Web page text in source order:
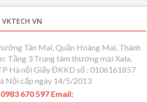
VN
Tân Mai, Quận Hoàng Mai, Thành
Tầng 3 Trung tâm thương mại Xala,
Hà nội Giấy ĐKKD số : 0106161857
Nội cấp ngày 14/5/2013
670 597 Email: